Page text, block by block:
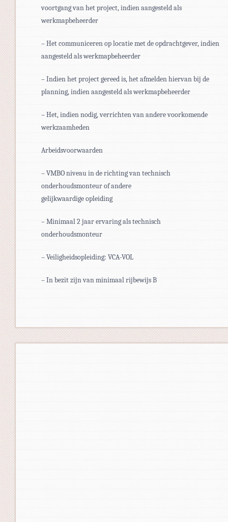
voortgang van het project, indien aangesteld als
werkmapbeheerder
– Het communiceren op locatie met de opdrachtgever, indien
aangesteld als werkmapbeheerder
– Indien het project gereed is, het afmelden hiervan bij de
planning, indien aangesteld als werkmapbeheerder
– Het, indien nodig, verrichten van andere voorkomende
werkzaamheden
Arbeidsvoorwaarden
– VMBO niveau in de richting van technisch
onderhoudsmonteur of andere
gelijkwaardige opleiding
– Minimaal 2 jaar ervaring als technisch
onderhoudsmonteur
– Veiligheidsopleiding: VCA-VOL
– In bezit zijn van minimaal rijbewijs B